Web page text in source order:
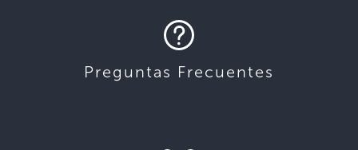
Preguntas Frecuentes